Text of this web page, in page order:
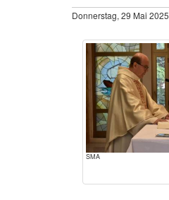
Donnerstag, 29 Mai 2025
SMA